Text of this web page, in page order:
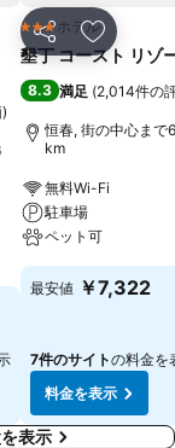
追加
)
シェア お気に入
3 ホテルのランク
ホテル
墾丁 コースト リゾ
8.3 満足 (2,014件の
恒春, 街の中心まで
km
無料Wi-Fi
駐車場
ペット可
最安値 ￥7,322
7件のサイトの料金を
料金を表示
表示